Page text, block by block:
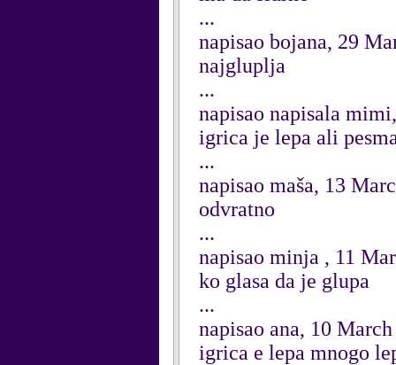
...
napisao bojana, 29
najgluplja
...
napisao napisala
igrica je lepa ali
...
napisao maša, 13
odvratno
...
napisao minja , 11
ko glasa da je glupa
...
napisao ana, 10
igrica e lepa mnogo